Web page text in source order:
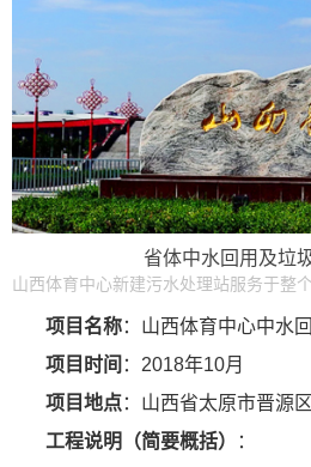
省体中水回用及垃
项目名称：山西体育中心中水
项目时间 ：2018年10月
项目地点：山西省太原市晋源区
工程说明（简要概括）
：